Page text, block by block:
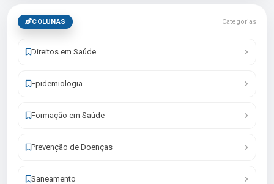
COLUNAS Categorias
Direitos em Saúde
Epidemiologia
Formação em Saúde
Prevenção de Doenças
Saneamento